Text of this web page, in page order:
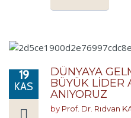
19
KAS
DÜNYAYA
BÜYÜK LİDER
ANIYORUZ
by Prof. Dr. Rıdvan